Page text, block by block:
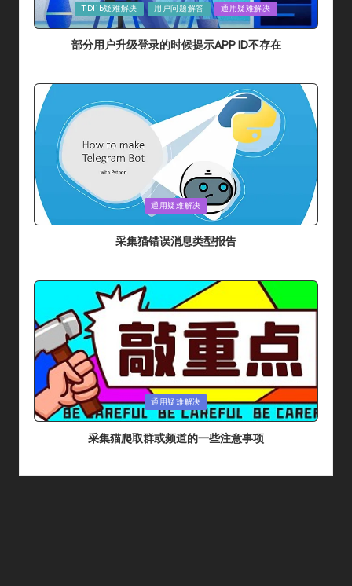
Posted
In
TDlib疑难解决 用户问题解答 通用疑难解决
部分用户升级登录的时候提示APP ID不存在
By
In
通用疑难解决
采集猫错误消息类型报告
Posted
In
通用疑难解决
采集猫爬取群或频道的一些注意事项
By